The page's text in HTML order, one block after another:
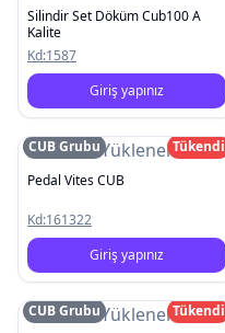
Silindir Set Döküm Cub100 A
Kalite
Kd:1587
Giriş yapınız
Resim Yüklenemedi
CUB Grubu
Tükendi
Pedal Vites CUB
Kd:161322
Giriş yapınız
Resim Yüklenemedi
CUB Grubu
Tükendi